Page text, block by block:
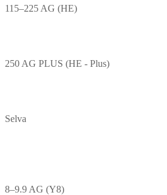
115–225 AG (HE)
250 AG PLUS (HE - Plus)
Selva
8–9.9 AG (Y8)